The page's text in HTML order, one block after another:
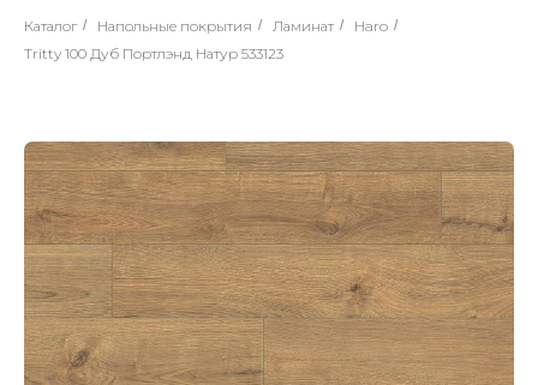
Каталог / Напольные покрытия / Ламинат / Haro /
Tritty 100 Дуб Портлэнд Натур 533123